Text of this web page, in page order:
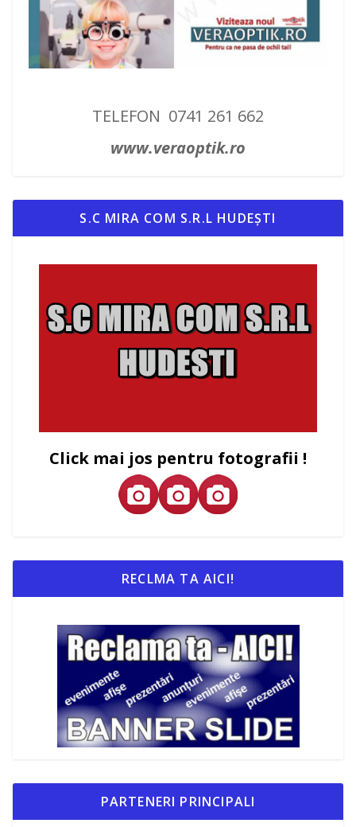
TELEFON 0741 261 662
www.veraoptik.ro
S.C MIRA COM S.R.L HUDEȘTI
Click mai jos pentru fotografii !
RECLMA TA AICI!
PARTENERI PRINCIPALI